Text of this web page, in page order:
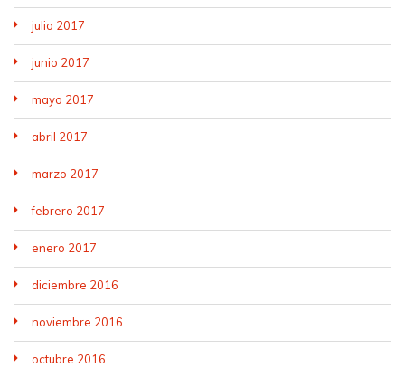
julio 2017
junio 2017
mayo 2017
abril 2017
marzo 2017
febrero 2017
enero 2017
diciembre 2016
noviembre 2016
octubre 2016